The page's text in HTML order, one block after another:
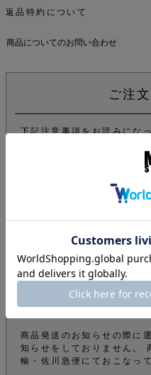
返品特約について
商品についてのお問い合わせ
ご注
下記注意事項をお読みにな
info@mfc-store.com か
メールフィルターの設定を
に変更して頂かないと届か
ご注文確定後でもタイミン
すが、予めご了承下さい。
商品をご購入のお客様のオ
り、電話やメールなどでオ
ざいます。その為、商品の
ざいますが、ご了承の上ご
す。
商品発送のお知らせの際に
知らせをしておりません。
輸・佐川急便にておこなっ